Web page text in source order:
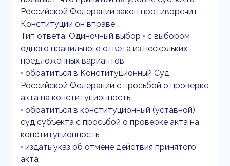
Российской Федерации закон противоречит
Конституции он вправе …
Тип ответа: Одиночный выбор • с выбором
одного правильного ответа из нескольких
предложенных вариантов
• обратиться в Конституционный Суд
Российской Федерации с просьбой о проверке
акта на конституционность
• обратиться в конституционный (уставной)
суд субъекта с просьбой о проверке акта на
конституционность
• издать указ об отмене действия принятого
акта